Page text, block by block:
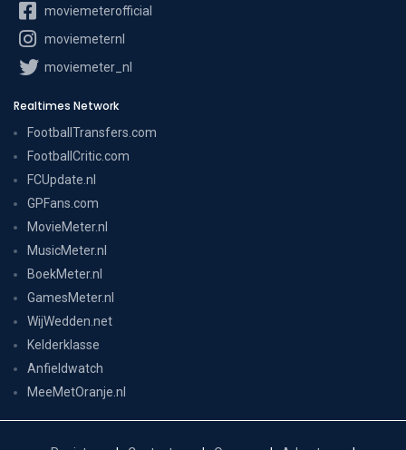
moviemeterofficial
moviemeternl
moviemeter_nl
Realtimes Network
FootballTransfers.com
FootballCritic.com
FCUpdate.nl
GPFans.com
MovieMeter.nl
MusicMeter.nl
BoekMeter.nl
GamesMeter.nl
WijWedden.net
Kelderklasse
Anfieldwatch
MeeMetOranje.nl